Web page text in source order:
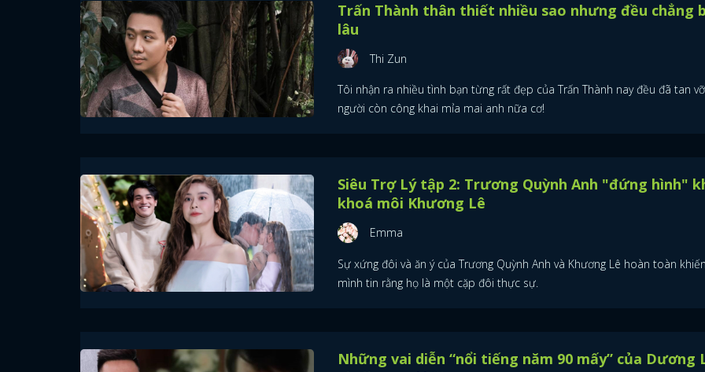
Trấn Thành thân thiết nhiều sao nhưng đều chẳng
lâu
Thi Zun
Tôi nhận ra nhiều tình bạn từng rất đẹp của Trấn Thành nay đều đã tan
người còn công khai mỉa mai anh nữa cơ!
Siêu Trợ Lý tập 2: Trương Quỳnh Anh "đứng hình"
khoá môi Khương Lê
Emma
Sự xứng đôi và ăn ý của Trương Quỳnh Anh và Khương Lê hoàn toàn
mình tin rằng họ là một cặp đôi thực sự.
Những vai diễn “nổi tiếng năm 90 mấy” của Dương